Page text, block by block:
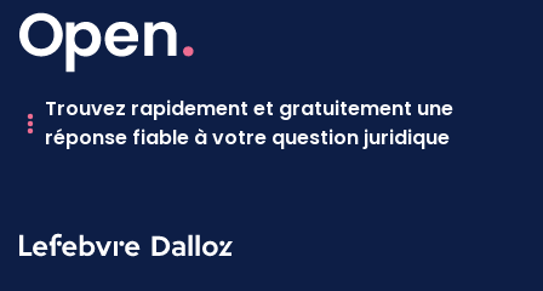
Trouvez rapidement et gratuitement une
réponse fiable à votre question juridique